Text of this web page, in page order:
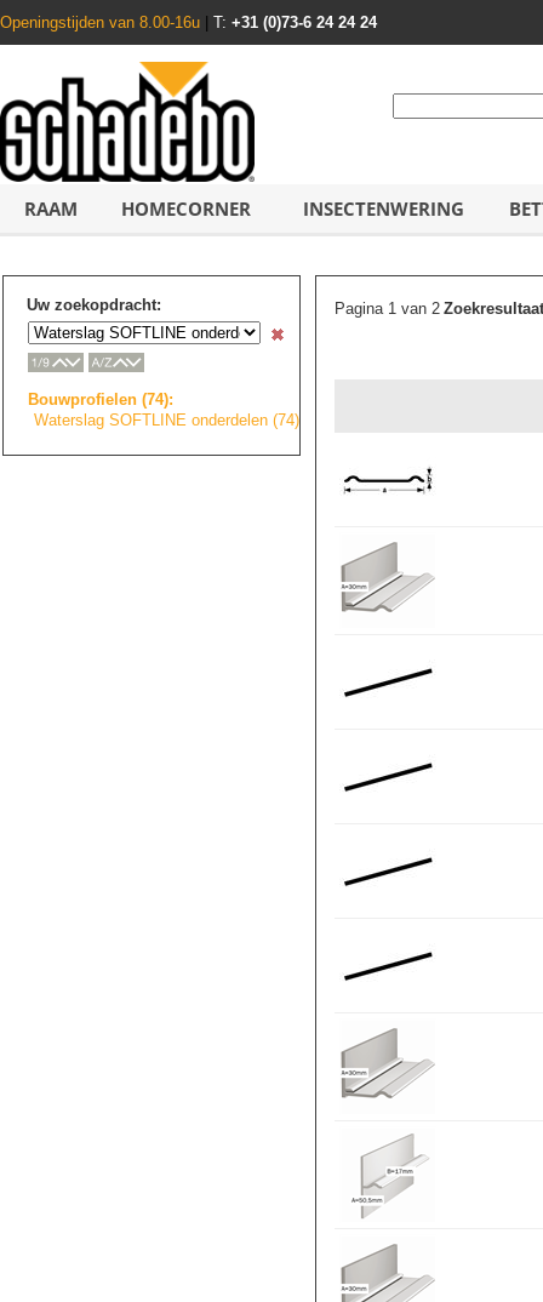
Openingstijden van 8.00-16u T: +31 (0)73-6 24 24 24
RAAM HOMECORNER INSECTENWERING
Uw zoekopdracht:
Bouwprofielen (74):
Waterslag SOFTLINE onderdelen (74)
Pagina 1 van 2Zoekresultaat